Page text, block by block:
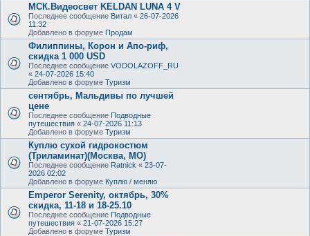
МСК.Видеосвет KELDAN LUNA 4 V
Последнее сообщение Витал « 26-07-2026
11:32
Добавлено в форуме Продам
Филиппины, Корон и Апо-риф,
скидка 1 000 USD
Последнее сообщение VODOLAZOFF_RU
« 24-07-2026 15:40
Добавлено в форуме Туризм
сентябрь, Мальдивы по лучшей
цене
Последнее сообщение Подводные
путешествия « 24-07-2026 11:13
Добавлено в форуме Туризм
Куплю сухой гидрокостюм
(Триламинат)(Москва, МО)
Последнее сообщение Ratnick « 23-07-
2026 02:02
Добавлено в форуме Куплю / меняю
Emperor Serenity, октябрь, 30%
скидка, 11-18 и 18-25.10
Последнее сообщение Подводные
путешествия « 21-07-2026 15:27
Добавлено в форуме Туризм